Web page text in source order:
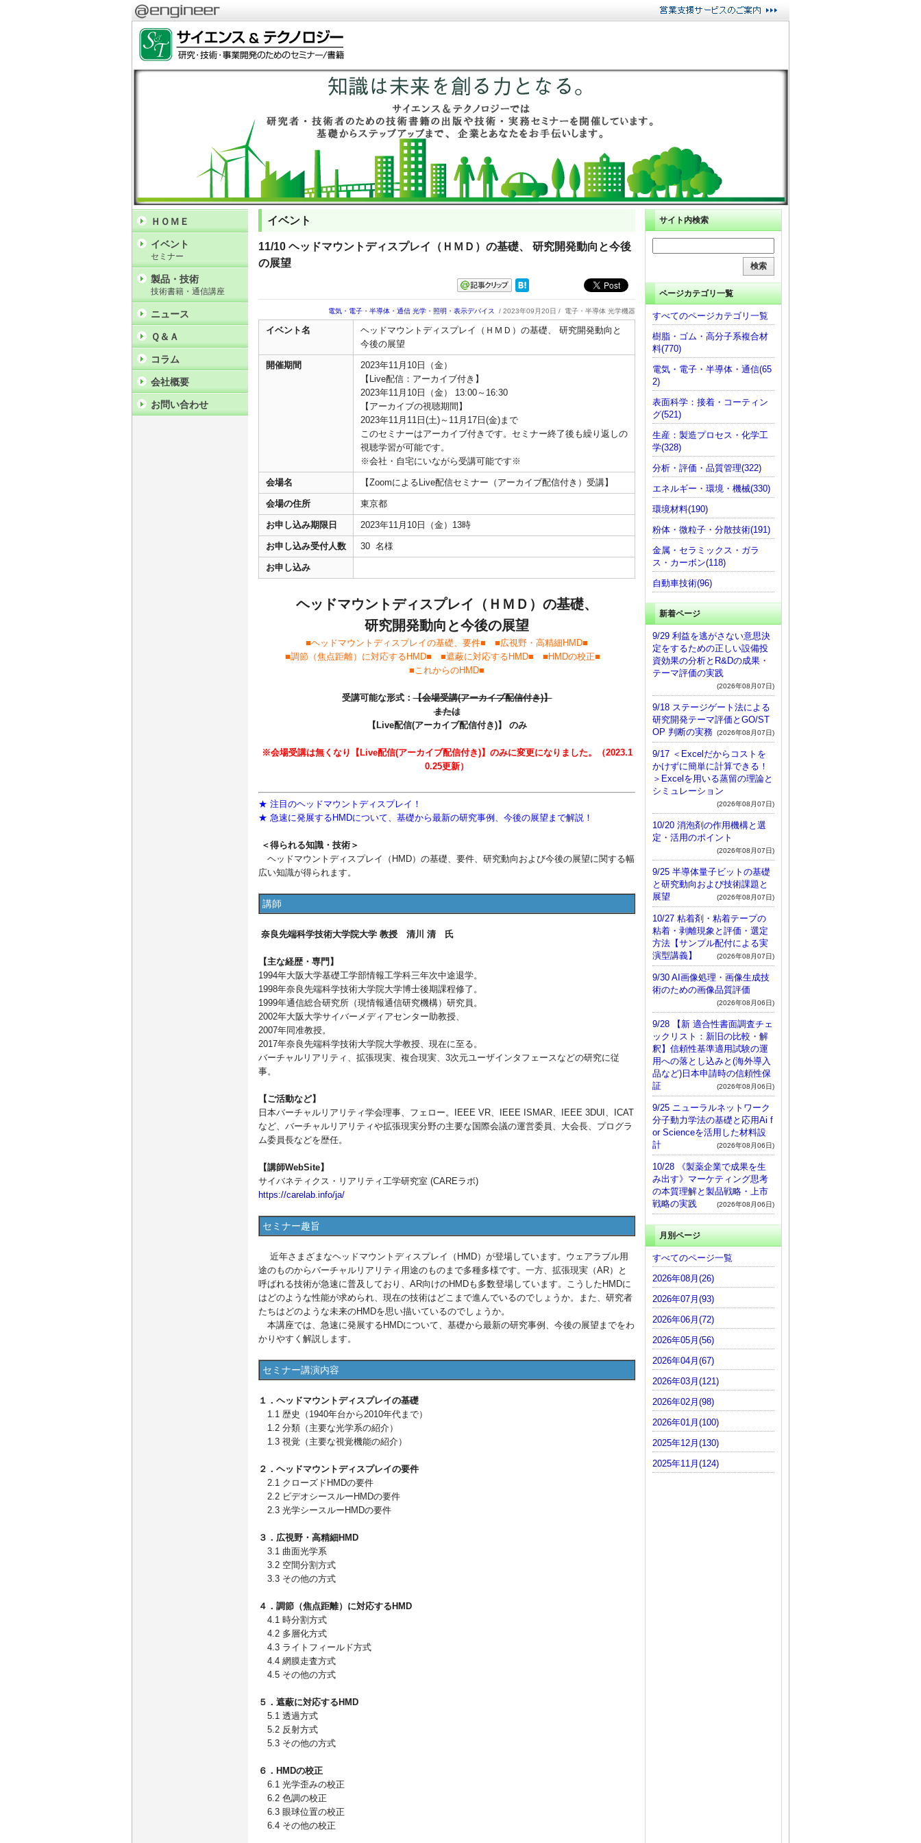
イベント
11/10 ヘッドマウントディスプレイ（ＨＭＤ）の基礎、 研究開発動向と今後
の展望
電気・電子・半導体・通信 光学・照明・表示デバイス / 2023年09月20日 / 電子・半導体 光学機器
イベント名
ヘッドマウントディスプレイ（ＨＭＤ）の基礎、 研究開発動向と
今後の展望
開催期間
2023年11月10日（金）
【Live配信：アーカイブ付き】
2023年11月10日（金） 13:00～16:30
【アーカイブの視聴期間】
2023年11月11日(土)～11月17日(金)まで
このセミナーはアーカイブ付きです。セミナー終了後も繰り返しの
視聴学習が可能です。
※会社・自宅にいながら受講可能です※
会場名 【ZoomによるLive配信セミナー（アーカイブ配信付き）受講】
会場の住所 東京都
お申し込み期限日 2023年11月10日（金）13時
お申し込み受付人数 30 名様
お申し込み
ヘッドマウントディスプレイ（ＨＭＤ）の基礎、
研究開発動向と今後の展望
■ヘッドマウントディスプレイの基礎、要件■ ■広視野・高精細HMD■
■調節（焦点距離）に対応するHMD■ ■遮蔽に対応するHMD■ ■HMDの校正■
■これからのHMD■
受講可能な形式：【会場受講(アーカイブ配信付き)】
または
【Live配信(アーカイブ配信付き)】
のみ
※会場受講は無くなり【Live配信(アーカイブ配信付き)】のみに変更になりました。（2023.1
0.25更新）
★ 注目のヘッドマウントディスプレイ！
★ 急速に発展するHMDについて、基礎から最新の研究事例、今後の展望まで解説！
＜得られる知識・技術＞
ヘッドマウントディスプレイ（HMD）の基礎、要件、研究動向および今後の展望に関する幅
広い知識が得られます。
講師
奈良先端科学技術大学院大学 教授 清川 清 氏
【主な経歴・専門】
1994年大阪大学基礎工学部情報工学科三年次中途退学。
1998年奈良先端科学技術大学院大学博士後期課程修了。
1999年通信総合研究所（現情報通信研究機構）研究員。
2002年大阪大学サイバーメディアセンター助教授、
2007年同准教授。
2017年奈良先端科学技術大学院大学教授、現在に至る。
バーチャルリアリティ、拡張現実、複合現実、3次元ユーザインタフェースなどの研究に従
事。
【ご活動など】
日本バーチャルリアリティ学会理事、フェロー。IEEE VR、IEEE ISMAR、IEEE 3DUI、ICAT
など、バーチャルリアリティや拡張現実分野の主要な国際会議の運営委員、大会長、プログラ
ム委員長などを歴任。
【講師WebSite】
サイバネティクス・リアリティ工学研究室 (CAREラボ)
https://carelab.info/ja/
セミナー趣旨
近年さまざまなヘッドマウントディスプレイ（HMD）が登場しています。ウェアラブル用
途のものからバーチャルリアリティ用途のものまで多種多様です。一方、拡張現実（AR）と
呼ばれる技術が急速に普及しており、AR向けのHMDも多数登場しています。こうしたHMDに
はどのような性能が求められ、現在の技術はどこまで進んでいるのでしょうか。また、研究者
たちはどのような未来のHMDを思い描いているのでしょうか。
本講座では、急速に発展するHMDについて、基礎から最新の研究事例、今後の展望までをわ
かりやすく解説します。
セミナー講演内容
１．ヘッドマウントディスプレイの基礎
1.1 歴史（1940年台から2010年代まで）
1.2 分類（主要な光学系の紹介）
1.3 視覚（主要な視覚機能の紹介）
２．ヘッドマウントディスプレイの要件
2.1 クローズドHMDの要件
2.2 ビデオシースルーHMDの要件
2.3 光学シースルーHMDの要件
３．広視野・高精細HMD
3.1 曲面光学系
3.2 空間分割方式
3.3 その他の方式
４．調節（焦点距離）に対応するHMD
4.1 時分割方式
4.2 多層化方式
4.3 ライトフィールド方式
4.4 網膜走査方式
4.5 その他の方式
５．遮蔽に対応するHMD
5.1 透過方式
5.2 反射方式
5.3 その他の方式
６．HMDの校正
6.1 光学歪みの校正
6.2 色調の校正
6.3 眼球位置の校正
6.4 その他の校正
ＨＯＭＥ
イベント
セミナー
製品・技術
技術書籍・通信講座
ニュース
Ｑ＆Ａ
コラム
会社概要
お問い合わせ
サイト内検索
ページカテゴリ一覧
すべてのページカテゴリ一覧
樹脂・ゴム・高分子系複合材
料(770)
電気・電子・半導体・通信(65
2)
表面科学：接着・コーティン
グ(521)
生産：製造プロセス・化学工
学(328)
分析・評価・品質管理(322)
エネルギー・環境・機械(330)
環境材料(190)
粉体・微粒子・分散技術(191)
金属・セラミックス・ガラ
ス・カーボン(118)
自動車技術(96)
新着ページ
9/29 利益を逃がさない意思決
定をするための正しい設備投
資効果の分析とR&Dの成果・
テーマ評価の実践
(2026年08月07日)
9/18 ステージゲート法による
研究開発テーマ評価とGO/ST
OP 判断の実務 (2026年08月07日)
9/17 ＜Excelだからコストを
かけずに簡単に計算できる！
＞Excelを用いる蒸留の理論と
シミュレーション
(2026年08月07日)
10/20 消泡剤の作用機構と選
定・活用のポイント
(2026年08月07日)
9/25 半導体量子ビットの基礎
と研究動向および技術課題と
展望
(2026年08月07日)
10/27 粘着剤・粘着テープの
粘着・剥離現象と評価・選定
方法【サンプル配付による実
演型講義】
(2026年08月07日)
9/30 AI画像処理・画像生成技
術のための画像品質評価
(2026年08月06日)
9/28 【新 適合性書面調査チェ
ックリスト：新旧の比較・解
釈】信頼性基準適用試験の運
用への落とし込みと(海外導入
品など)日本申請時の信頼性保
証
(2026年08月06日)
9/25 ニューラルネットワーク
分子動力学法の基礎と応用Ai f
or Scienceを活用した材料設
計
(2026年08月06日)
10/28 《製薬企業で成果を生
み出す》マーケティング思考
の本質理解と製品戦略・上市
戦略の実践
(2026年08月06日)
月別ページ
すべてのページ一覧
2026年08月(26)
2026年07月(93)
2026年06月(72)
2026年05月(56)
2026年04月(67)
2026年03月(121)
2026年02月(98)
2026年01月(100)
2025年12月(130)
2025年11月(124)